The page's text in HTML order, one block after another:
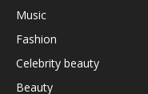
Music
Fashion
Celebrity beauty
Beauty